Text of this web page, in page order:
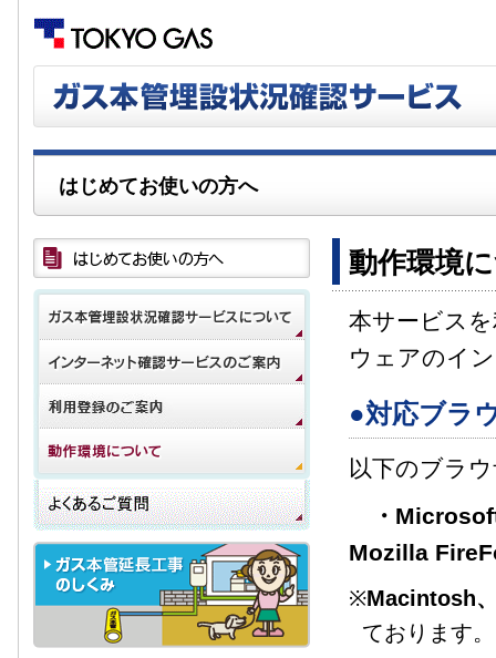
はじめてお使いの方へ
動作環境
本サービス
ウェアのイ
●対応ブラ
以下のブラ
・
Mozilla
※Macintosh
ております。